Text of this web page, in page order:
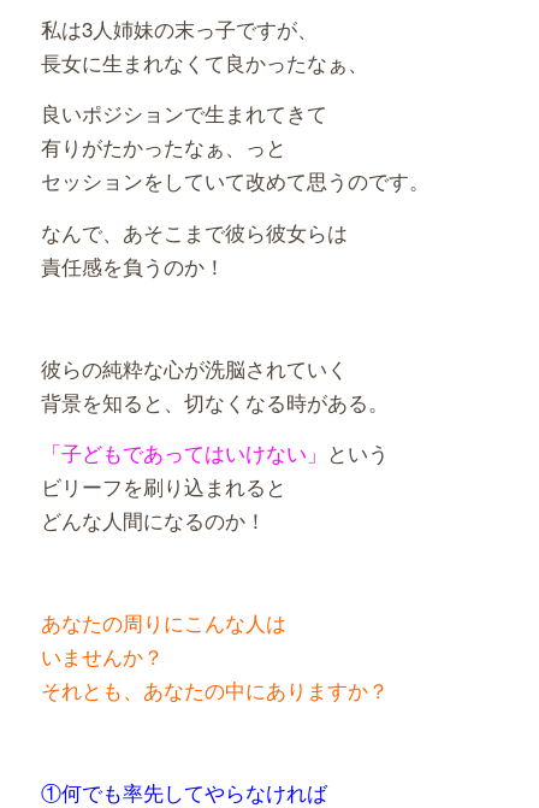
私は3人姉妹の末っ子ですが、
長女に生まれなくて良かったなぁ、
良いポジションで生まれてきて
有りがたかったなぁ、っと
セッションをしていて改めて思うのです。
なんで、あそこまで彼ら彼女らは
責任感を負うのか！
彼らの純粋な心が洗脳されていく
背景を知ると、切なくなる時がある。
「子どもであってはいけない」 という
ビリーフを刷り込まれると
どんな人間になるのか！
あなたの周りにこんな人は
いませんか？
それとも、あなたの中にありますか？
①何でも率先してやらなければ